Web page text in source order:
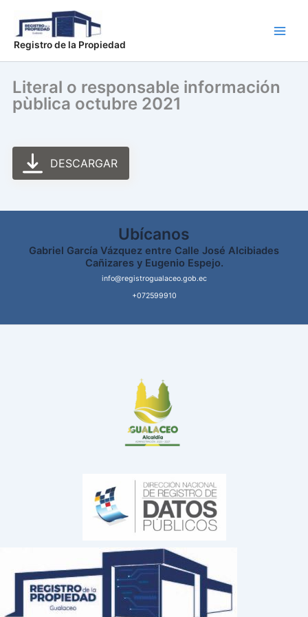
contenido
Registro de la Propiedad
Literal o responsable información
pùblica octubre 2021
DESCARGAR
Ubícanos
Gabriel García Vázquez entre Calle José Alcibiades
Cañizares y Eugenio Espejo.
info@registrogualaceo.gob.ec
+072599910